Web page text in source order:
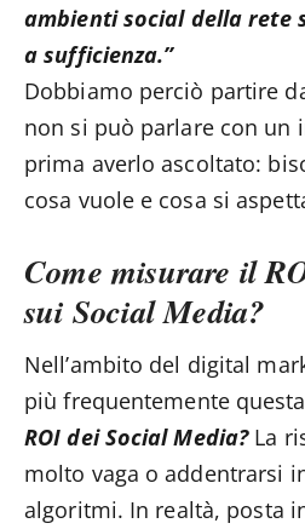
ambienti social della rete
a sufficienza.”
Dobbiamo perciò partire
non si può parlare con un
prima averlo ascoltato:
cosa vuole e cosa si
Come misurare il
sui Social Media?
Nell’ambito del digital
più frequentemente
ROI dei Social Media?La
molto vaga o addentrarsi
algoritmi. In realtà, posta